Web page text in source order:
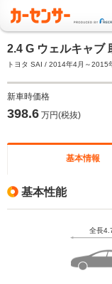
2.4 G ウェルキャブ
トヨタ SAI / 2014年4月～2015
新車時価格
398.6 万円(税抜)
基本情報
基本性能
全長